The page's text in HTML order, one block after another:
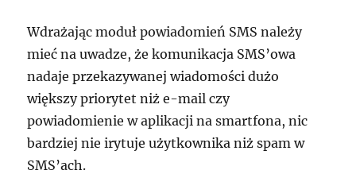
Wdrażając moduł powiadomień SMS należy
mieć na uwadze, że komunikacja SMS’owa
nadaje przekazywanej wiadomości dużo
większy priorytet niż e-mail czy
powiadomienie w aplikacji na smartfona, nic
bardziej nie irytuje użytkownika niż spam w
SMS’ach.